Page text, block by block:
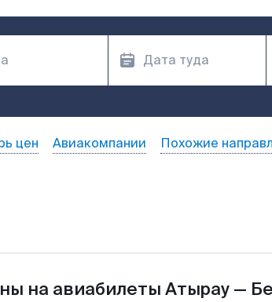
цен Авиакомпании Похожие
на авиабилеты Атырау—